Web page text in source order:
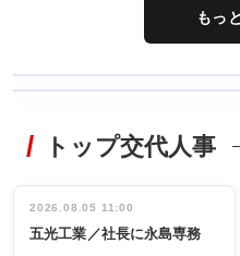
もっ
非鉄業界で
インタビュ
ー／社内ア
タックトレー
祝う 業界関
係者ら220人
出席
トップ交代人事
2026.08.05 11:00
五光工業／社長に永島専務